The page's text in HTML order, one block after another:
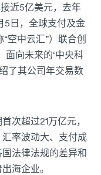
近5亿美元，去年
5日，全球支付及金
空中云汇”）联合创
面向未来的‘中央科
了其公司年交易数
次超过21万亿元，
率波动大、支付成
法律法规的差异和
海企业。